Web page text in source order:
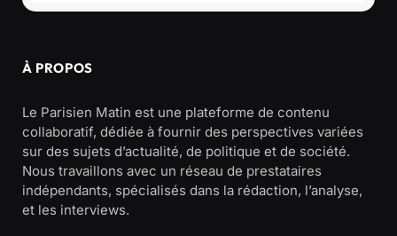
À PROPOS
Le Parisien Matin est une plateforme de contenu
collaboratif, dédiée à fournir des perspectives variées
sur des sujets d’actualité, de politique et de société.
Nous travaillons avec un réseau de prestataires
indépendants, spécialisés dans la rédaction, l’analyse,
et les interviews.